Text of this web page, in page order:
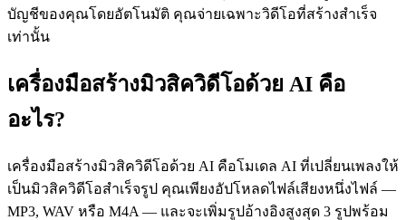
บัญชีของคุณโดยอัตโนมัติ คุณจ่ายเฉพาะวิดีโอที่สร้างสำเร็จ
เท่านั้น
เครื่องมือสร้างมิวสิควิดีโอด้วย AI คือ
อะไร?
เครื่องมือสร้างมิวสิควิดีโอด้วย AI คือโมเดล AI ที่เปลี่ยนเพลงให้
เป็นมิวสิควิดีโอสำเร็จรูป คุณเพียงอัปโหลดไฟล์เสียงหนึ่งไฟล์ —
MP3, WAV หรือ M4A — และจะเพิ่มรูปอ้างอิงสูงสุด 3 รูปพร้อม